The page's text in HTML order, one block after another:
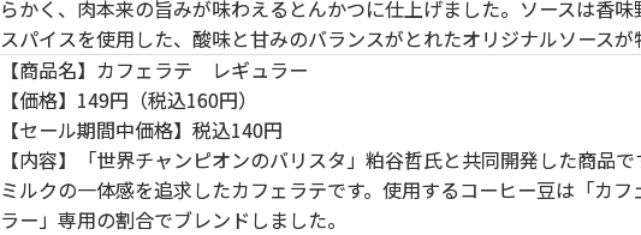
らかく、肉本来の旨みが味わえるとんかつに仕上げました。ソースは香
スパイスを使用した、酸味と甘みのバランスがとれたオリジナルソースが
【商品名】カフェラテ レギュラー
【価格】149円（税込160円）
【セール期間中価格】税込140円
【内容】「世界チャンピオンのバリスタ」粕谷哲氏と共同開発した商品
ミルクの一体感を追求したカフェラテです。使用するコーヒー豆は「カ
ラー」専用の割合でブレンドしました。